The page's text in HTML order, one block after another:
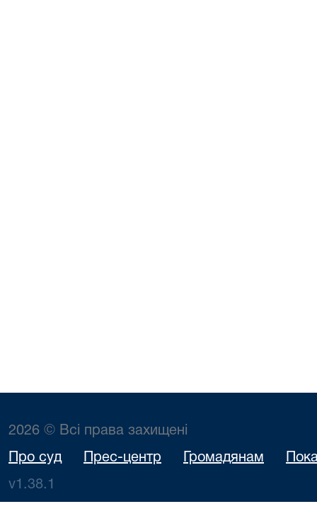
2026 © Всі права захищені
Про суд Прес-центр Громадянам
v1.38.1